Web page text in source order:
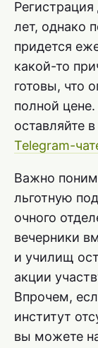
лет, однако
придется
какой-то
готовы, что
полной
оставляйте
Telegram-
Важно
льготную
очного
вечерники
и училищ
акции
Впрочем,
институт
вы можете